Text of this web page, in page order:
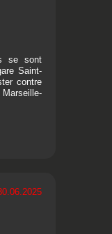
se sont
Saint-
contre